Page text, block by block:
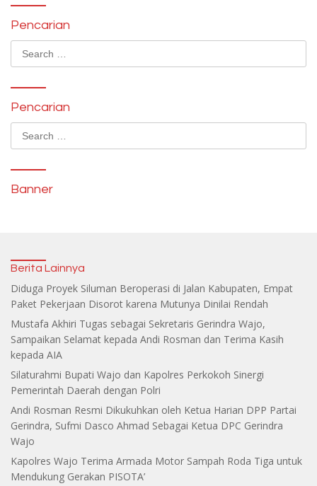
Pencarian
Search
for:
Pencarian
Search
for:
Banner
Berita Lainnya
Diduga Proyek Siluman Beroperasi di Jalan Kabupaten, Empat
Paket Pekerjaan Disorot karena Mutunya Dinilai Rendah
Mustafa Akhiri Tugas sebagai Sekretaris Gerindra Wajo,
Sampaikan Selamat kepada Andi Rosman dan Terima Kasih
kepada AIA
Silaturahmi Bupati Wajo dan Kapolres Perkokoh Sinergi
Pemerintah Daerah dengan Polri
Andi Rosman Resmi Dikukuhkan oleh Ketua Harian DPP Partai
Gerindra, Sufmi Dasco Ahmad Sebagai Ketua DPC Gerindra
Wajo
Kapolres Wajo Terima Armada Motor Sampah Roda Tiga untuk
Mendukung Gerakan PISOTA’